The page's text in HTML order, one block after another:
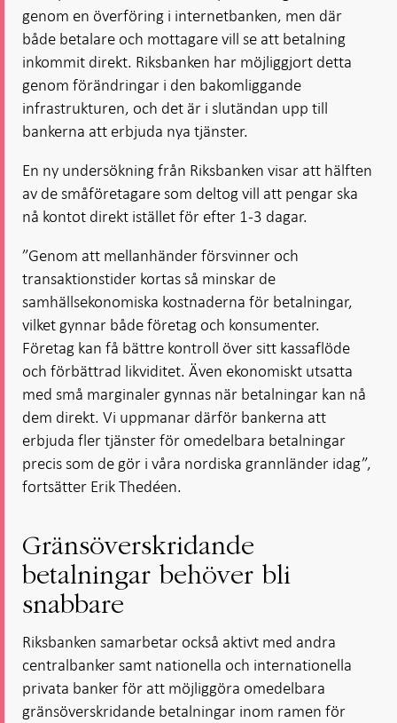
genom en överföring i internetbanken, men där
både betalare och mottagare vill se att betalning
inkommit direkt. Riksbanken har möjliggjort detta
genom förändringar i den bakomliggande
infrastrukturen, och det är i slutändan upp till
bankerna att erbjuda nya tjänster.
En ny undersökning från Riksbanken visar att hälften
av de småföretagare som deltog vill att pengar ska
nå kontot direkt istället för efter 1-3 dagar.
”Genom att mellanhänder försvinner och
transaktionstider kortas så minskar de
samhällsekonomiska kostnaderna för betalningar,
vilket gynnar både företag och konsumenter.
Företag kan få bättre kontroll över sitt kassaflöde
och förbättrad likviditet. Även ekonomiskt utsatta
med små marginaler gynnas när betalningar kan nå
dem direkt. Vi uppmanar därför bankerna att
erbjuda fler tjänster för omedelbara betalningar
precis som de gör i våra nordiska grannländer idag”,
fortsätter Erik Thedéen.
Gränsöverskridande
betalningar behöver bli
snabbare
Riksbanken samarbetar också aktivt med andra
centralbanker samt nationella och internationella
privata banker för att möjliggöra omedelbara
gränsöverskridande betalningar inom ramen för